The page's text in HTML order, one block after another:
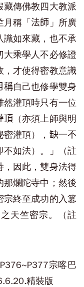
藏傳佛教四大教派
稱「 法師 」所廣
如來藏，也不承
乘學人不必修證
，才使得密教意識
稱自己也修學雙身
然灌頂時只有一位
頂 （亦須上師與明
灌頂）， 缺一不
不如法）。」（註
，因此，雙身法得
那爛陀寺中；然後
終至成功的入篡
天竺密宗。（註
宗喀巴
精裝版